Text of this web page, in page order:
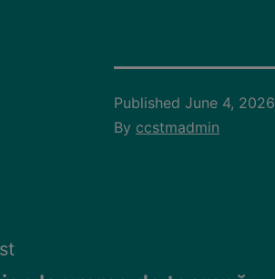
Published June 4, 2026
By ccstmadmin